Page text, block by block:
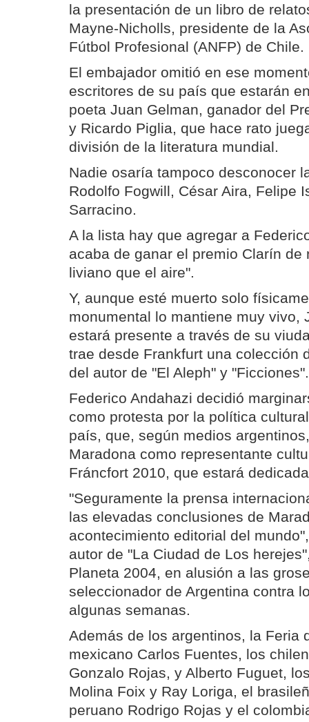
la presentación de un libro de
Mayne-Nicholls, presidente de la
Fútbol Profesional (ANFP) de Chile.
El embajador omitió en ese
escritores de su país que estarán
poeta Juan Gelman, ganador del
y Ricardo Piglia, que hace rato
división de la literatura mundial.
Nadie osaría tampoco desconocer
Rodolfo Fogwill, César Aira, Felipe
Sarracino.
A la lista hay que agregar a
acaba de ganar el premio Clarín de
liviano que el aire".
Y, aunque esté muerto solo
monumental lo mantiene muy vivo,
estará presente a través de su
trae desde Frankfurt una colección
del autor de "El Aleph" y "Ficciones".
Federico Andahazi decidió
como protesta por la política
país, que, según medios
Maradona como representante
Fráncfort 2010, que estará
"Seguramente la prensa
las elevadas conclusiones de
acontecimiento editorial del
autor de "La Ciudad de Los
Planeta 2004, en alusión a las
seleccionador de Argentina contra
algunas semanas.
Además de los argentinos, la Feria
mexicano Carlos Fuentes, los
Gonzalo Rojas, y Alberto Fuguet,
Molina Foix y Ray Loriga, el
peruano Rodrigo Rojas y el